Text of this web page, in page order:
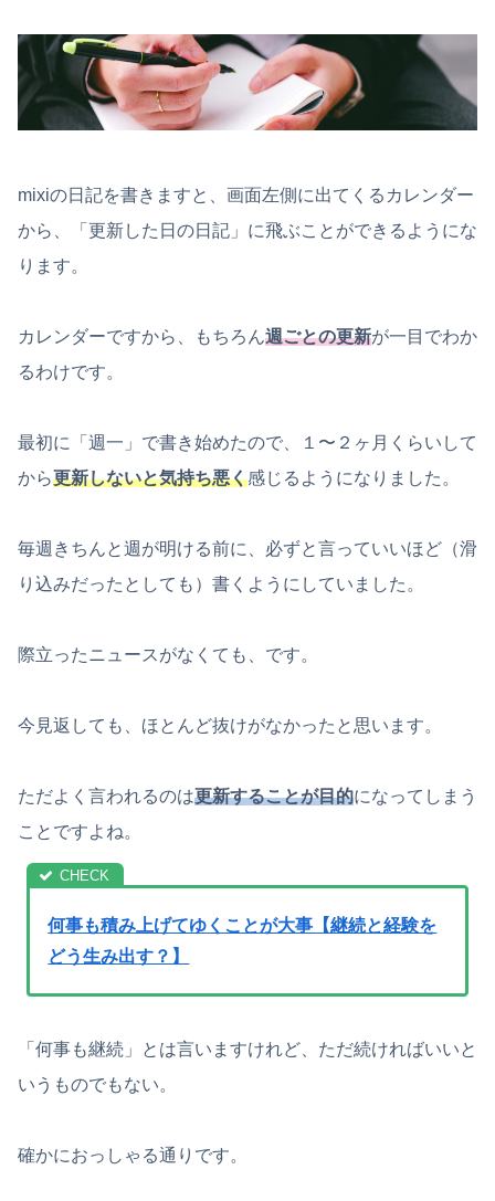
mixiの日記を書きますと、画面左側に出てくるカレンダー
から、「更新した日の日記」に飛ぶことができるようにな
ります。
カレンダーですから、もちろん週ごとの更新が一目でわか
るわけです。
最初に「週一」で書き始めたので、１〜２ヶ月くらいして
から更新しないと気持ち悪く感じるようになりました。
毎週きちんと週が明ける前に、必ずと言っていいほど（滑
り込みだったとしても）書くようにしていました。
際立ったニュースがなくても、です。
今見返しても、ほとんど抜けがなかったと思います。
ただよく言われるのは更新することが目的になってしまう
ことですよね。
何事も積み上げてゆくことが大事【継続と経験を
どう生み出す？】
「何事も継続」とは言いますけれど、ただ続ければいいと
いうものでもない。
確かにおっしゃる通りです。